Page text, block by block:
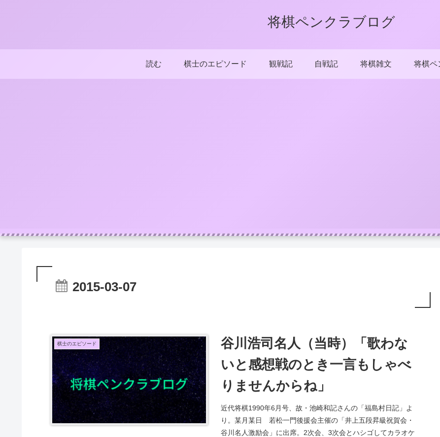
将棋ペンクラブログ
読む 棋士のエピソード 観戦記 自戦記 将棋雑文 将棋ペ
2015-03-07
棋士のエピソード
谷川浩司名人（当時）「歌わな
いと感想戦のとき一言もしゃべ
りませんからね」
近代将棋1990年6月号、故・池崎和記さんの「福島村日記」よ
り。某月某日 若松一門後援会主催の「井上五段昇級祝賀会・
谷川名人激励会」に出席。2次会、3次会とハシゴしてカラオケ